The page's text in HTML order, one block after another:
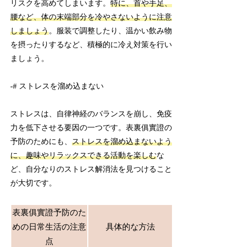
リスクを高めてしまいます。特に、首や手足、
腰など、体の末端部分を冷やさないように注意
しましょう。服装で調整したり、温かい飲み物
を摂ったりするなど、積極的に冷え対策を行い
ましょう。
-# ストレスを溜め込まない
ストレスは、自律神経のバランスを崩し、免疫
力を低下させる要因の一つです。表裏俱實證の
予防のためにも、ストレスを溜め込まないよう
に、趣味やリラックスできる活動を楽しむな
ど、自分なりのストレス解消法を見つけること
が大切です。
表裏俱實證予防のた
めの日常生活の注意
点
具体的な方法